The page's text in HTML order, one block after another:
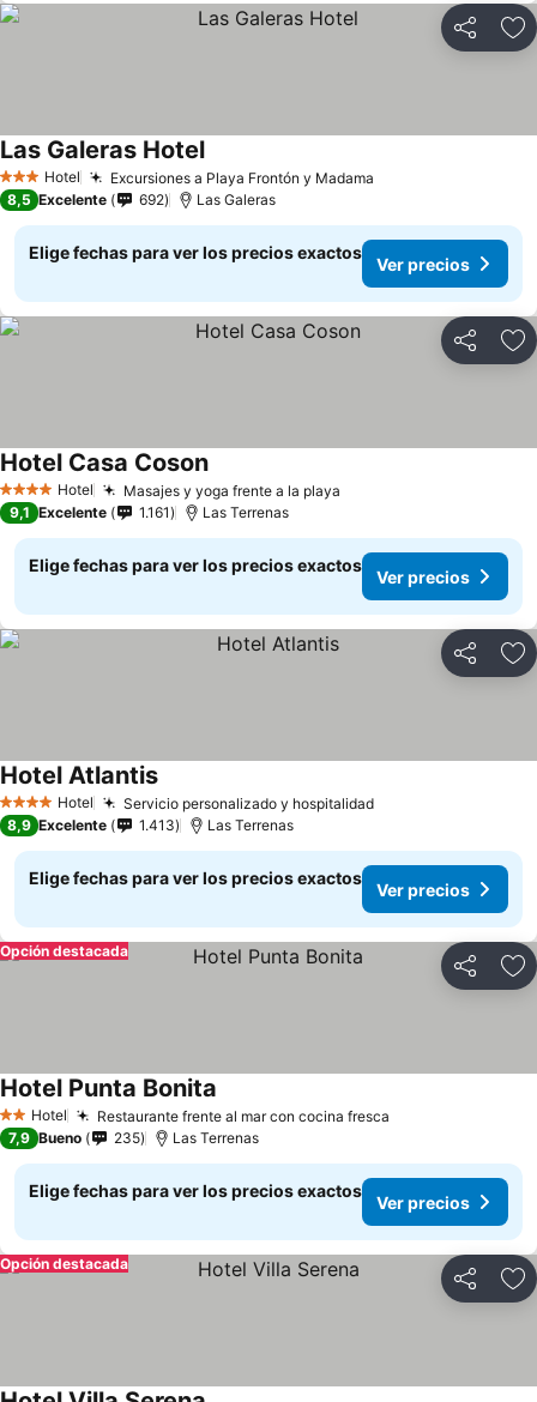
Compartir
3 Estrellas
Hotel Excursiones a Playa Frontón y Madama
Las Galeras HotelVer precios
8,5 Excelente 692 Las Galeras
Elige fechas para ver los precios exactos
Ver precios
Compartir
4 EstrellasHotel Masajes y yoga frente a la playa
Hotel Casa CosonVer precios
9,1 Excelente 1.161 Las Terrenas
Elige fechas para ver los precios exactos
Ver precios
Compartir
4 EstrellasHotel Servicio personalizado y hospitalidadVer precios
Hotel AtlantisVer precios
8,9 Excelente 1.413 Las Terrenas
Elige fechas para ver los precios exactos
Ver precios
Compartir
Opción destacada
2 Estrellas
Hotel Restaurante frente al mar con cocina fresca
Hotel Punta Bonita
7,9 Bueno 235 Las Terrenas
Elige fechas para ver los precios exactos
Ver precios
Compartir
Opción destacada